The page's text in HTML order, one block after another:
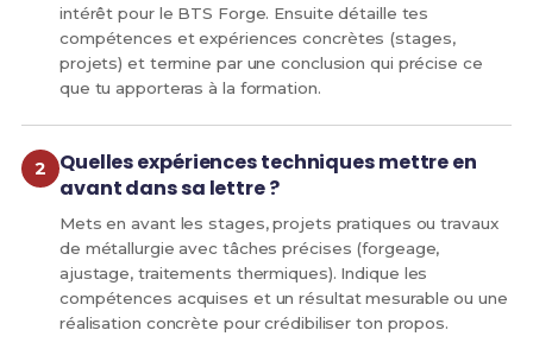
intérêt pour le BTS Forge. Ensuite détaille tes
compétences et expériences concrètes (stages,
projets) et termine par une conclusion qui précise ce
que tu apporteras à la formation.
Quelles expériences techniques mettre en
avant dans sa lettre ?
Mets en avant les stages, projets pratiques ou travaux
de métallurgie avec tâches précises (forgeage,
ajustage, traitements thermiques). Indique les
compétences acquises et un résultat mesurable ou une
réalisation concrète pour crédibiliser ton propos.